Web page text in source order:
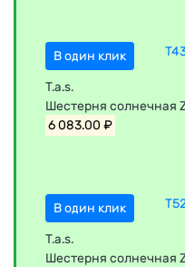
В один клик
T.a.s.
Шестерня солнечная
6 083.00 ₽
В один клик
T.a.s.
Шестерня солнечная